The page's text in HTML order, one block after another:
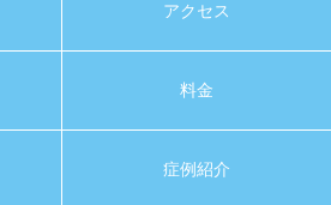
アクセス
料金
症例紹介